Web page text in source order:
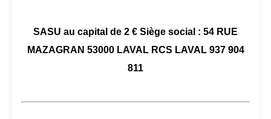
SASU au capital de 2 € Siège social : 54 RUE
MAZAGRAN 53000 LAVAL RCS LAVAL 937 904
811